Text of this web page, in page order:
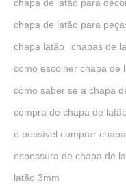
chapa de latão para
chapa de latão para
chapa latão
chapas de
como escolher chapa de
como saber se a chapa
compra de chapa de
é possível comprar
espessura de chapa de
latão 3mm